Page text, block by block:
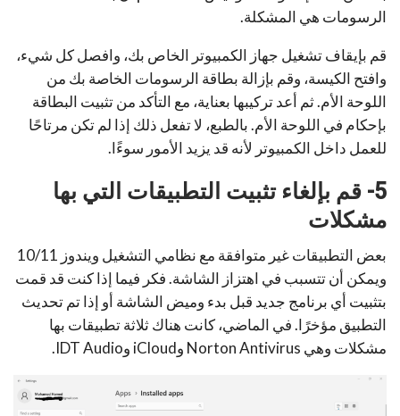
الرسومات هي المشكلة.
قم بإيقاف تشغيل جهاز الكمبيوتر الخاص بك، وافصل كل شيء،
وافتح الكيسة، وقم بإزالة بطاقة الرسومات الخاصة بك من
اللوحة الأم. ثم أعد تركيبها بعناية، مع التأكد من تثبيت البطاقة
بإحكام في اللوحة الأم. بالطبع، لا تفعل ذلك إذا لم تكن مرتاحًا
للعمل داخل الكمبيوتر لأنه قد يزيد الأمور سوءًا.
5- قم بإلغاء تثبيت التطبيقات التي بها
مشكلات
بعض التطبيقات غير متوافقة مع نظامي التشغيل ويندوز 10/11
ويمكن أن تتسبب في اهتزاز الشاشة. فكر فيما إذا كنت قد قمت
بتثبيت أي برنامج جديد قبل بدء وميض الشاشة أو إذا تم تحديث
التطبيق مؤخرًا. في الماضي، كانت هناك ثلاثة تطبيقات بها
مشكلات وهي Norton Antivirus وiCloud وIDT Audio.